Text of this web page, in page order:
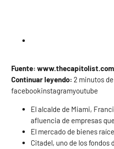
Fuente: www.thecapitolist.com
Continuar leyendo: 2 minutos
facebookinstagramyoutube
El alcalde de Miami,
afluencia de empresas
El mercado de bienes
Citadel, uno de los